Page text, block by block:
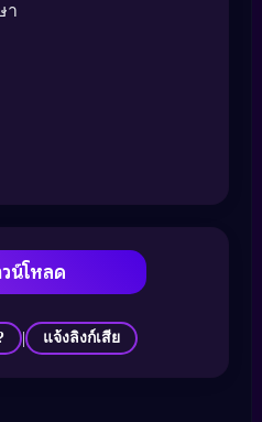
า
น์โหลด
| แจ้งลิงก์เสีย